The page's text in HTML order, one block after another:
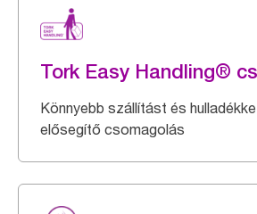
Tork Easy Handling®
Könnyebb szállítást és
elősegítő csomagolás